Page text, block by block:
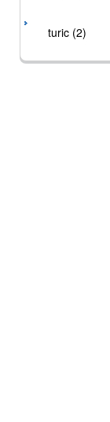
turic (2)